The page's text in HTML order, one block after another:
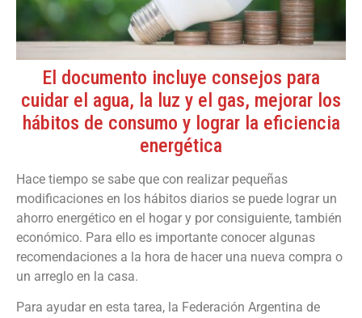
El documento incluye consejos para
cuidar el agua, la luz y el gas, mejorar los
hábitos de consumo y lograr la eficiencia
energética
Hace tiempo se sabe que con realizar pequeñas
modificaciones en los hábitos diarios se puede lograr un
ahorro energético en el hogar y por consiguiente, también
económico. Para ello es importante conocer algunas
recomendaciones a la hora de hacer una nueva compra o
un arreglo en la casa.
Para ayudar en esta tarea, la Federación Argentina de